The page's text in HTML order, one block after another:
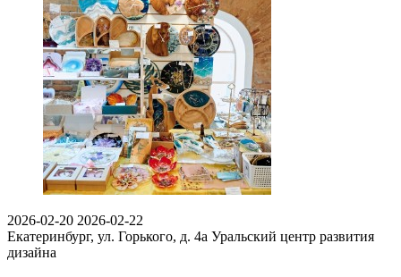
2026-02-20 2026-02-22
Екатеринбург, ул. Горького, д. 4а Уральский центр развития
дизайна